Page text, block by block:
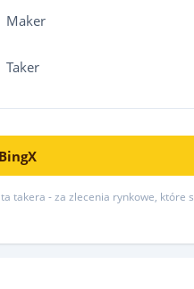
Maker
Taker
takera - za zlecenia rynkowe, które